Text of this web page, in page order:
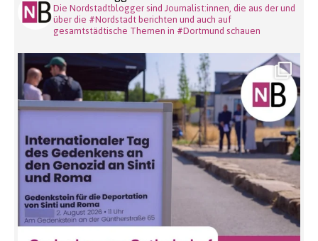
Die Nordstadtblogger sind Journalist:innen, die aus der und
über die #Nordstadt berichten und auch auf
gesamtstädtische Themen in #Dortmund schauen